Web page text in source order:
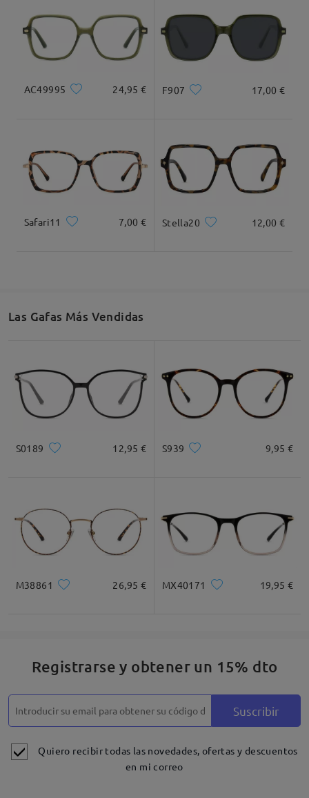
Llegado
AC49995 24,95 € F907 17,00 €
Safari11 7,00 € Stella20 12,00 €
Las Gafas Más Vendidas
S0189 12,95 € S939 9,95 €
M38861 26,95 € MX40171 19,95 €
Registrarse y obtener un 15% dto
Suscribir
Quiero recibir todas las novedades, ofertas y descuentos
en mi correo